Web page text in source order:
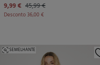
9,99 € 45,99 €
Desconto36,00 €
SEMELHANTE